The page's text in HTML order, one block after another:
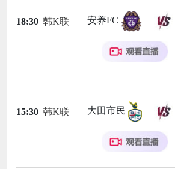
18:30 韩K联 安养FC
15:30 韩K联 大田市民